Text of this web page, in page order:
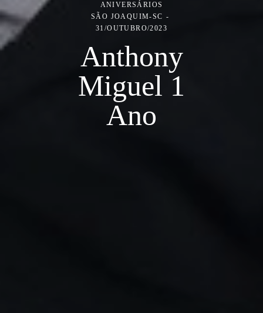
ANIVERSÁRIOS
SÃO JOAQUIM-SC
31/OUTUBRO/2023
Anthony
Miguel 1
Ano